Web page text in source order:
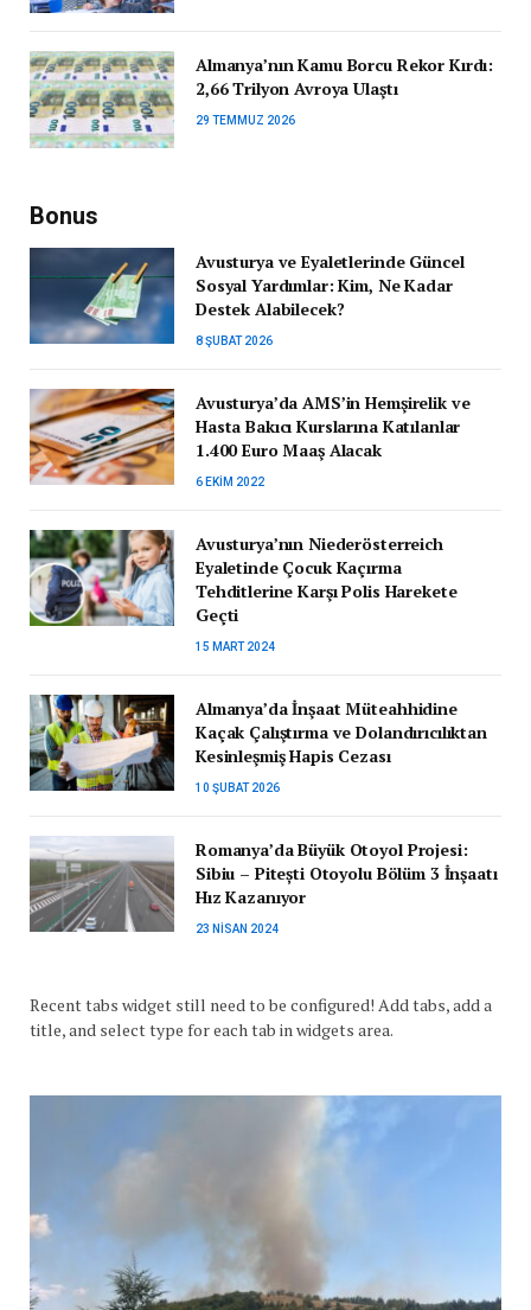
Almanya’nın Kamu Borcu Rekor Kırdı:
2,66 Trilyon Avroya Ulaştı
29 TEMMUZ 2026
Bonus
Avusturya ve Eyaletlerinde Güncel
Sosyal Yardımlar: Kim, Ne Kadar
Destek Alabilecek?
8 ŞUBAT 2026
Avusturya’da AMS’in Hemşirelik ve
Hasta Bakıcı Kurslarına Katılanlar
1.400 Euro Maaş Alacak
6 EKIM 2022
Avusturya’nın Niederösterreich
Eyaletinde Çocuk Kaçırma
Tehditlerine Karşı Polis Harekete
Geçti
15 MART 2024
Almanya’da İnşaat Müteahhidine
Kaçak Çalıştırma ve Dolandırıcılıktan
Kesinleşmiş Hapis Cezası
10 ŞUBAT 2026
Romanya’da Büyük Otoyol Projesi:
Sibiu – Pitești Otoyolu Bölüm 3 İnşaatı
Hız Kazanıyor
23 NISAN 2024
Recent tabs widget still need to be configured! Add tabs, add a
title, and select type for each tab in widgets area.